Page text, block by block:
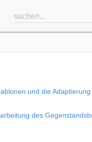
suchen...
und die
des